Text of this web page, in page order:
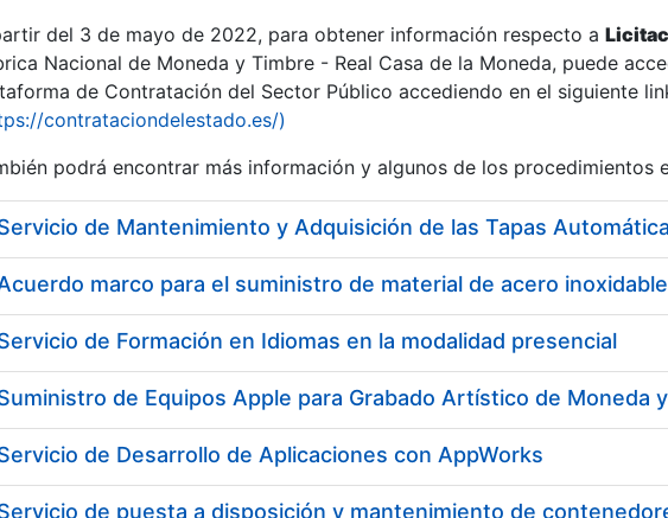
Mostrar/Ocultar
Mostrar/Ocultar
Mostrar/Ocultar
del 3 de mayo de 2022, para obtener información respecto a
Nacional de Moneda y Timbre - Real Casa de la Moneda, puede
de Contratación del Sector Público accediendo en el siguiente
contrataciondelestado.es/)
podrá encontrar más información y algunos de los procedimientos
marco para el suministro de material de acero inoxidable
de Formación en Idiomas en la modalidad presencial
de Equipos Apple para Grabado Artístico de Moneda
de Desarrollo de Aplicaciones con AppWorks